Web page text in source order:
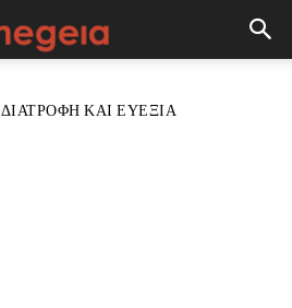
ΔΙΑΤΡΟΦΉ ΚΑΙ ΕΥΕΞΊΑ